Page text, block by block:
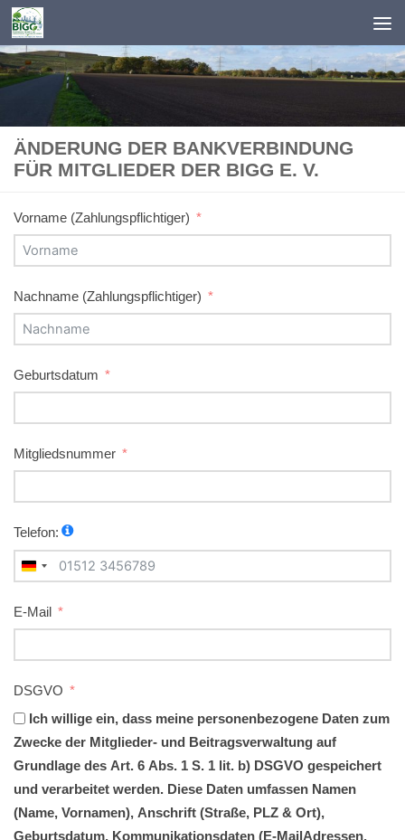
Zum Inhalt springen
ÄNDERUNG DER BANKVERBINDUNG
FÜR MITGLIEDER DER BIGG E. V.
Vorname (Zahlungspflichtiger)
Nachname (Zahlungspflichtiger)
Geburtsdatum
Mitgliedsnummer
Telefon:
Germany
E-Mail
DSGVO
Ich willige ein, dass meine personenbezogene Daten zum
Zwecke der Mitglieder- und Beitragsverwaltung auf
Grundlage des Art. 6 Abs. 1 S. 1 lit. b) DSGVO gespeichert
und verarbeitet werden. Diese Daten umfassen Namen
(Name, Vornamen), Anschrift (Straße, PLZ & Ort),
Geburtsdatum, Kommunikationsdaten (E-MailAdressen,